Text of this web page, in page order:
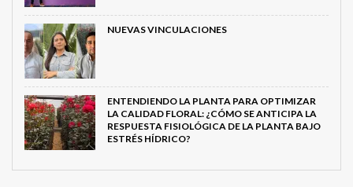
NUEVAS VINCULACIONES
ENTENDIENDO LA PLANTA PARA OPTIMIZAR
LA CALIDAD FLORAL: ¿CÓMO SE ANTICIPA LA
RESPUESTA FISIOLÓGICA DE LA PLANTA BAJO
ESTRÉS HÍDRICO?